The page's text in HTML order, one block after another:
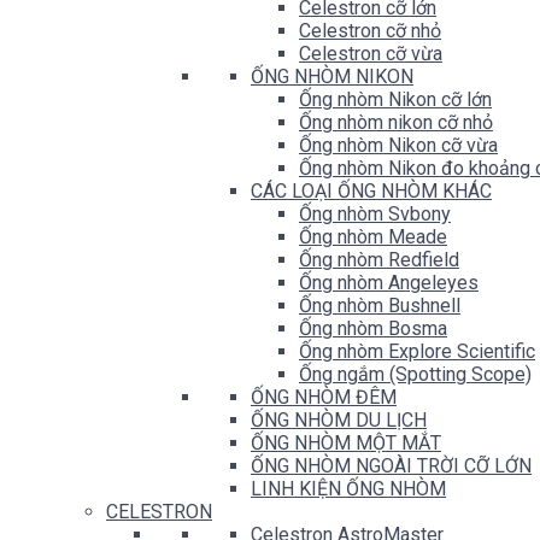
Celestron cỡ lớn
Celestron cỡ nhỏ
Celestron cỡ vừa
ỐNG NHÒM NIKON
Ống nhòm Nikon cỡ lớn
Ống nhòm nikon cỡ nhỏ
Ống nhòm Nikon cỡ vừa
Ống nhòm Nikon đo khoảng
CÁC LOẠI ỐNG NHÒM KHÁC
Ống nhòm Svbony
Ống nhòm Meade
Ống nhòm Redfield
Ống nhòm Angeleyes
Ống nhòm Bushnell
Ống nhòm Bosma
Ống nhòm Explore Scientific
Ống ngắm (Spotting Scope)
ỐNG NHÒM ĐÊM
ỐNG NHÒM DU LỊCH
ỐNG NHÒM MỘT MẮT
ỐNG NHÒM NGOÀI TRỜI CỠ LỚN
LINH KIỆN ỐNG NHÒM
CELESTRON
Celestron AstroMaster